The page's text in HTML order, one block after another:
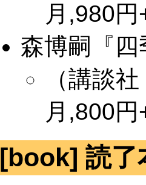
月,980
森博嗣『四
（講談
月,800
[book] 読